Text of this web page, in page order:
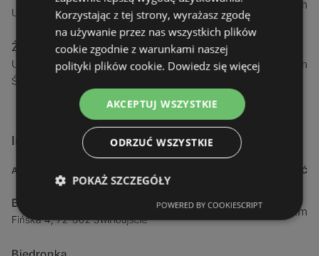
Ul. Armii Krajowej 12 / 1a, 72-600 Świnoujście
1,04 km
Żabka
Ul. Wybrzeże Wł. Iv 26/27 Lok. Lu, 72-600
Świnoujście
1,05 km
Inne sklepy Supermarkety w pobliżu
ADRES ODLEGŁOŚĆ
Biedronka
Fińska 4, 72-602 Świnoujście
0,23 km
Korzystając z tej strony, wyrażasz zgodę
na używanie przez nas wszystkich plików
cookie zgodnie z warunkami naszej
polityki plików cookie. Dowiedz się więcej
AKCEPTUJ WSZYSTKIE
ODRZUĆ WSZYSTKIE
POKAŻ SZCZEGÓŁY
POWERED BY COOKIESCRIPT